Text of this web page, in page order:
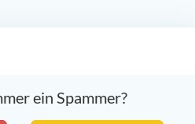
ein Spammer?